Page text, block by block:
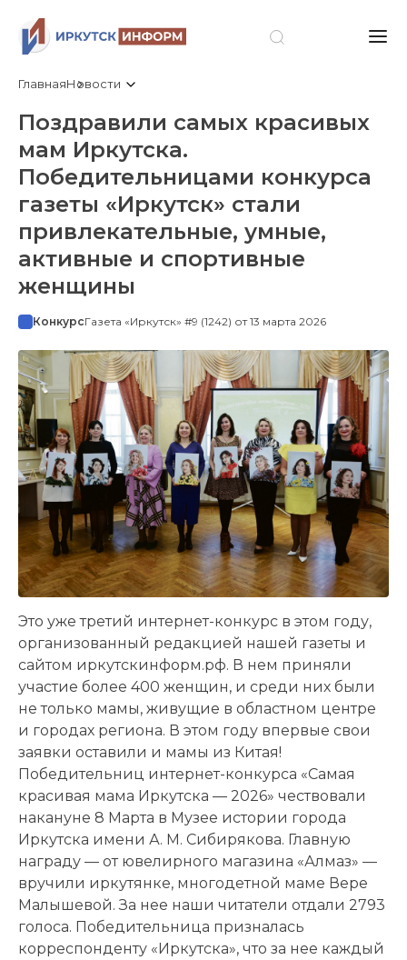
ГлавнаяНовости
Поздравили самых красивых
мам Иркутска.
Победительницами конкурса
газеты «Иркутск» стали
привлекательные, умные,
активные и спортивные
женщины
КонкурсГазета «Иркутск» #9 (1242) от 13 марта 2026
Это уже третий интернет-конкурс в этом году,
организованный редакцией нашей газеты и
сайтом иркутскинформ.рф. В нем приняли
участие более 400 женщин, и среди них были
не только мамы, живущие в областном центре
и городах региона. В этом году впервые свои
заявки оставили и мамы из Китая!
Победительниц интернет-конкурса «Самая
красивая мама Иркутска — 2026» чествовали
накануне 8 Марта в Музее истории города
Иркутска имени А. М. Сибирякова. Главную
награду — от ювелирного магазина «Алмаз» —
вручили иркутянке, многодетной маме Вере
Малышевой. За нее наши читатели отдали 2793
голоса. Победительница призналась
корреспонденту «Иркутска», что за нее каждый